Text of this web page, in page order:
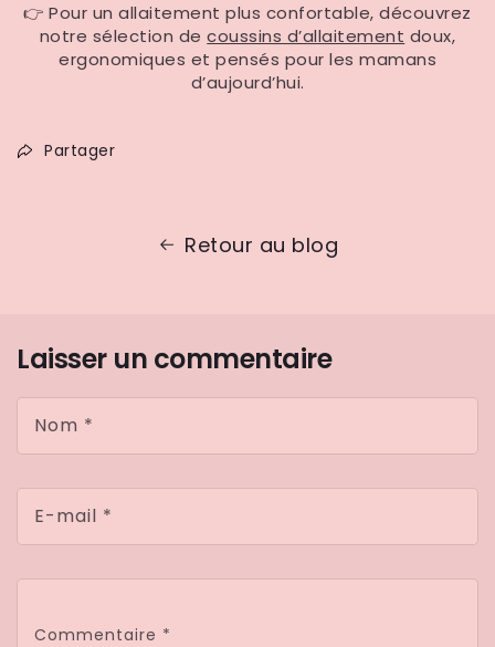
👉 Pour un allaitement plus confortable, découvrez
notre sélection decoussins d’allaitement doux,
ergonomiques et pensés pour les mamans
d’aujourd’hui.
Partager
Retour au blog
Laisser un commentaire
Nom *
E-mail *
Commentaire *